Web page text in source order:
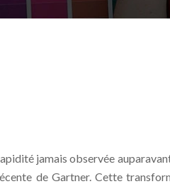
jamais observée
de Gartner. Cette